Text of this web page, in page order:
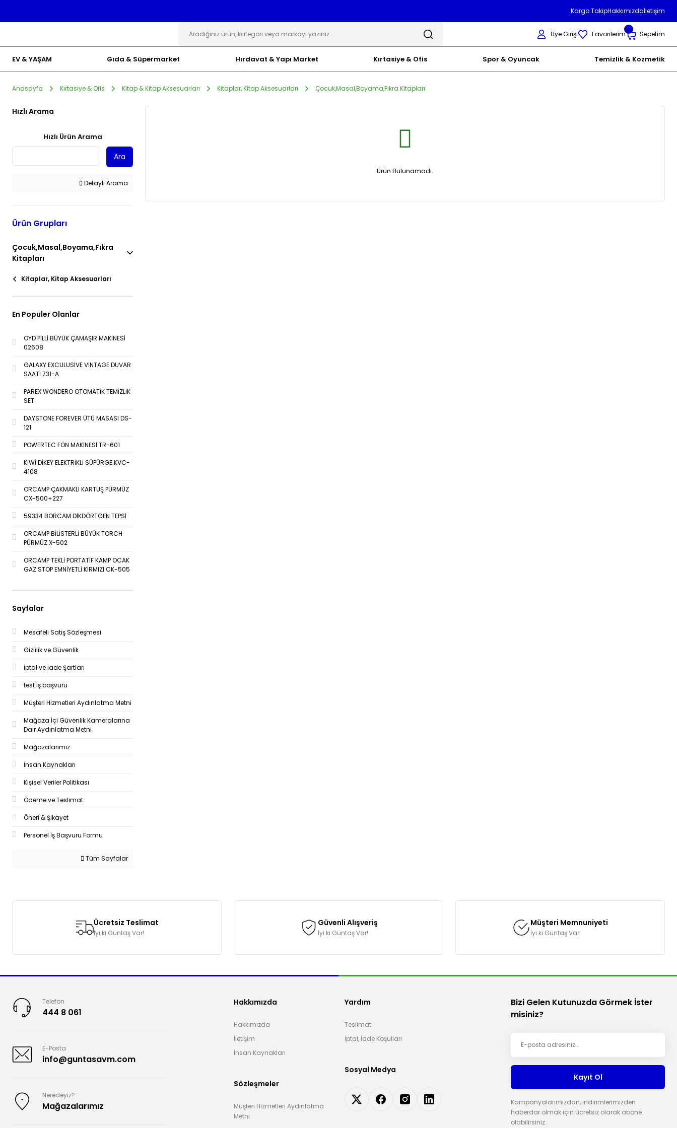
Kargo TakipHakkımızdaİletişim
Üye Girişi Favorilerim Sepetim
EV & YAŞAM Gıda & Süpermarket Hırdavat & Yapı Market Kırtasiye & Ofis Spor & Oyuncak Temizlik & Kozmetik
Anasayfa Kırtasiye & Ofis Kitap & Kitap Aksesuarları Kitaplar, Kitap Aksesuarları Çocuk,Masal,Boyama,Fıkra Kitapları
Hızlı Arama
Hızlı Ürün Arama
Ara
Detaylı Arama
Ürün Grupları
Çocuk,Masal,Boyama,Fıkra
Kitapları
Kitaplar, Kitap Aksesuarları
En Populer Olanlar
OYD PİLLİ BÜYÜK ÇAMAŞIR MAKİNESİ
02608
GALAXY EXCULUSİVE VİNTAGE DUVAR
SAATİ 731-A
PAREX WONDERO OTOMATİK TEMİZLİK
SETİ
DAYSTONE FOREVER ÜTÜ MASASI DS-
121
POWERTEC FÖN MAKİNESİ TR-601
KİWİ DİKEY ELEKTRİKLİ SÜPÜRGE KVC-
4108
ORCAMP ÇAKMAKLI KARTUŞ PÜRMÜZ
CX-500+227
59334 BORCAM DİKDÖRTGEN TEPSİ
ORCAMP BİLİSTERLİ BÜYÜK TORCH
PÜRMÜZ X-502
ORCAMP TEKLİ PORTATİF KAMP OCAK
GAZ STOP EMNİYETLİ KIRMIZI CK-505
Sayfalar
Mesafeli Satış Sözleşmesi
Gizlilik ve Güvenlik
İptal ve İade Şartları
test iş başvuru
Müşteri Hizmetleri Aydınlatma Metni
Mağaza İçi Güvenlik Kameralarına
Dair Aydınlatma Metni
Mağazalarımız
İnsan Kaynakları
Kişisel Veriler Politikası
Ödeme ve Teslimat
Öneri & Şikayet
Personel İş Başvuru Formu
Tüm Sayfalar
Ürün Bulunamadı.
Ücretsiz Teslimat
İyi ki Güntaş Var!
Güvenli Alışveriş
İyi ki Güntaş Var!
Müşteri Memnuniyeti
İyi ki Güntaş Var!
Telefon
444 8 061
E-Posta
info@guntasavm.com
Neredeyiz?
Mağazalarımız
Hakkımızda
Hakkımızda
İletişim
İnsan Kaynakları
Sözleşmeler
Müşteri Hizmetleri Aydınlatma
Metni
Yardım
Teslimat
İptal, İade Koşulları
Sosyal Medya
Bizi Gelen Kutunuzda Görmek İster
misiniz?
Kayıt Ol
Kampanyalarımızdan, indirimlerimizden
haberdar olmak için ücretsiz olarak abone
olabilirsiniz.